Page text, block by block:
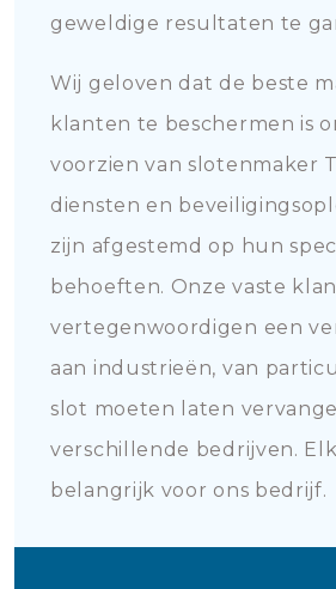
geweldige resultaten te
Wij geloven dat de beste
klanten te beschermen is
voorzien van slotenmaker
diensten en
zijn afgestemd op hun
behoeften. Onze vaste
vertegenwoordigen een
aan industrieën, van
slot moeten laten
verschillende bedrijven.
belangrijk voor ons bedrijf.